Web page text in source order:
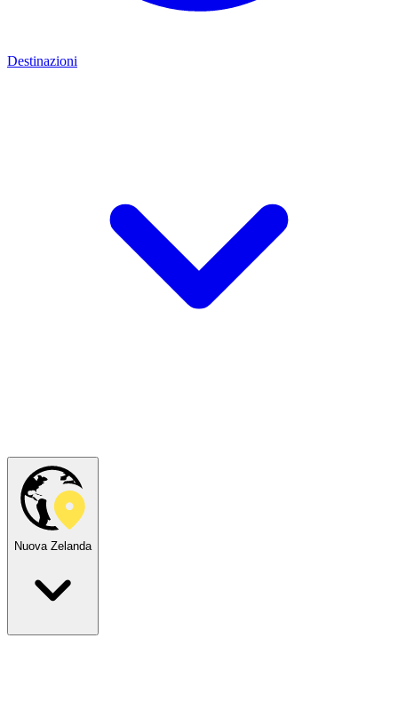
Destinazioni
Nuova Zelanda